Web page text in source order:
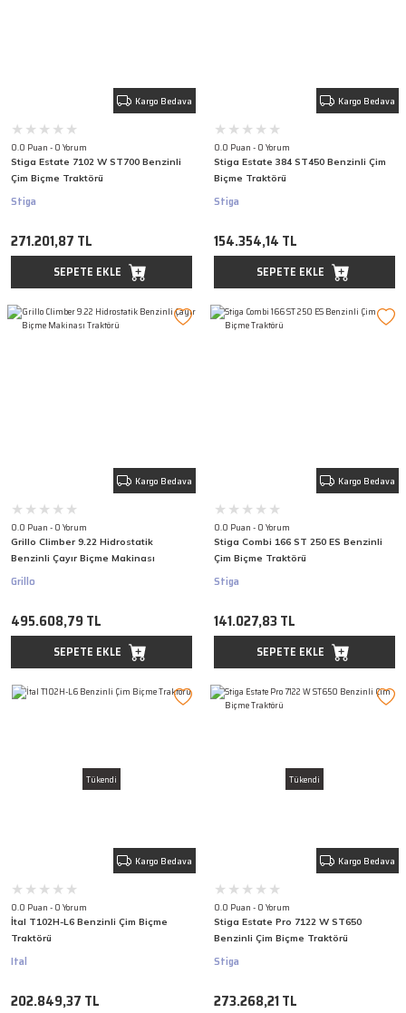
Kargo Bedava
0.0 Puan - 0 Yorum
Stiga Estate 7102 W ST700 Benzinli
Çim Biçme Traktörü
Stiga
271.201,87 TL
SEPETE EKLE
Kargo Bedava
0.0 Puan - 0 Yorum
Stiga Estate 384 ST450 Benzinli Çim
Biçme Traktörü
Stiga
154.354,14 TL
SEPETE EKLE
Kargo Bedava
0.0 Puan - 0 Yorum
Grillo Climber 9.22 Hidrostatik
Benzinli Çayır Biçme Makinası
Traktörü
Grillo
495.608,79 TL
SEPETE EKLE
Kargo Bedava
0.0 Puan - 0 Yorum
Stiga Combi 166 ST 250 ES Benzinli
Çim Biçme Traktörü
Stiga
141.027,83 TL
SEPETE EKLE
Tükendi
Kargo Bedava
0.0 Puan - 0 Yorum
İtal T102H-L6 Benzinli Çim Biçme
Traktörü
Ital
202.849,37 TL
Tükendi
Kargo Bedava
0.0 Puan - 0 Yorum
Stiga Estate Pro 7122 W ST650
Benzinli Çim Biçme Traktörü
Stiga
273.268,21 TL